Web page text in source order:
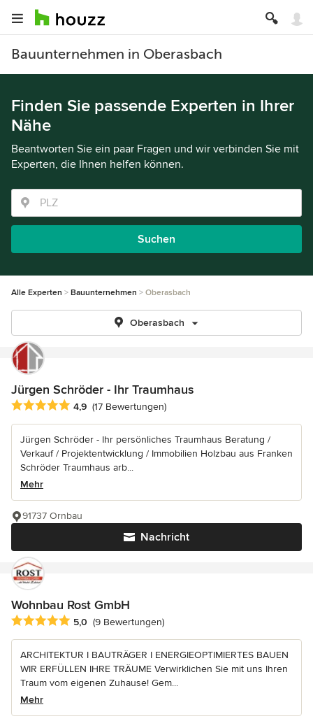
Bauunternehmen in Oberasbach
Finden Sie passende Experten in Ihrer
Nähe
Beantworten Sie ein paar Fragen und wir verbinden Sie mit
Experten, die Ihnen helfen können.
Suchen
Alle Experten Bauunternehmen Oberasbach
Oberasbach
Jürgen Schröder - Ihr Traumhaus
Durchschnittliche Bewertung: 4.9 von 5 Sternen
4,9 (17 Bewertungen)
Jürgen Schröder - Ihr persönliches Traumhaus Beratung /
Verkauf / Projektentwicklung / Immobilien Holzbau aus Franken
Schröder Traumhaus arb...
Mehr
Nachricht
91737 Ornbau
Wohnbau Rost GmbH
Durchschnittliche Bewertung: 5 von 5 Sternen
5,0 (9 Bewertungen)
ARCHITEKTUR I BAUTRÄGER I ENERGIEOPTIMIERTES BAUEN
WIR ERFÜLLEN IHRE TRÄUME Verwirklichen Sie mit uns Ihren
Traum vom eigenen Zuhause! Gem...
Mehr